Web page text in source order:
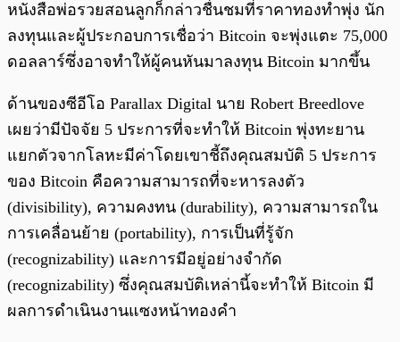
หนังสือพ่อรวยสอนลูกก็กล่าวชื่นชมที่ราคาทองทำพุ่ง นัก
ลงทุนและผู้ประกอบการเชื่อว่า Bitcoin จะพุ่งแตะ 75,000
ดอลลาร์ซึ่งอาจทำให้ผู้คนหันมาลงทุน Bitcoin มากขึ้น
ด้านของซีอีโอ Parallax Digital นาย Robert Breedlove
เผยว่ามีปัจจัย 5 ประการที่จะทำให้ Bitcoin พุ่งทะยาน
แยกตัวจากโลหะมีค่าโดยเขาชี้ถึงคุณสมบัติ 5 ประการ
ของ Bitcoin คือความสามารถที่จะหารลงตัว
(divisibility), ความคงทน (durability), ความสามารถใน
การเคลื่อนย้าย (portability), การเป็นที่รู้จัก
(recognizability) และการมีอยู่อย่างจำกัด
(recognizability) ซึ่งคุณสมบัติเหล่านี้จะทำให้ Bitcoin มี
ผลการดำเนินงานแซงหน้าทองคำ